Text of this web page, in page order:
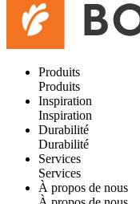
Produits
Produits
Inspiration
Inspiration
Durabilité
Durabilité
Services
Services
À propos de nous